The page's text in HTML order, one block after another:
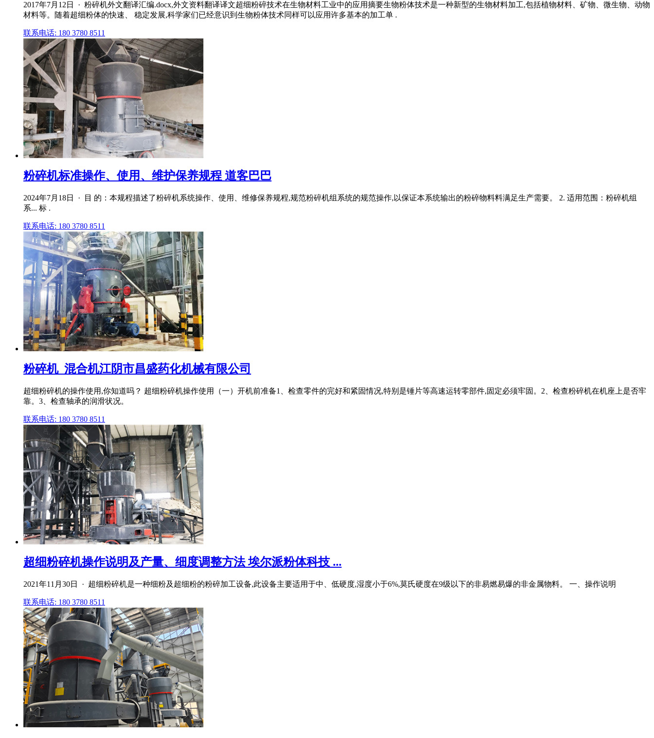
2017年7月12日 · 粉碎机外文翻译汇编.docx,外文资料翻译译文超细粉碎技术在生物材料工业中的应用摘要生物粉体技术是一种新型的生物材料加工,包括植物材料、矿物、微生物、动物
材料等。随着超细粉体的快速、 稳定发展,科学家们已经意识到生物粉体技术同样可以应用许多基本的加工单 .
联系电话: 180 3780 8511
粉碎机标准操作、使用、维护保养规程 道客巴巴
2024年7月18日 · 目 的：本规程描述了粉碎机系统操作、使用、维修保养规程,规范粉碎机组系统的规范操作,以保证本系统输出的粉碎物料料满足生产需要。 2. 适用范围：粉碎机组
系... 标 .
联系电话: 180 3780 8511
粉碎机_混合机江阴市昌盛药化机械有限公司
超细粉碎机的操作使用,你知道吗？ 超细粉碎机操作使用（一）开机前准备1、检查零件的完好和紧固情况,特别是锤片等高速运转零部件,固定必须牢固。2、检查粉碎机在机座上是否牢
靠。3、检查轴承的润滑状况。
联系电话: 180 3780 8511
超细粉碎机操作说明及产量、细度调整方法 埃尔派粉体科技 ...
2021年11月30日 · 超细粉碎机是一种细粉及超细粉的粉碎加工设备,此设备主要适用于中、低硬度,湿度小于6%,莫氏硬度在9级以下的非易燃易爆的非金属物料。 一、操作说明
联系电话: 180 3780 8511